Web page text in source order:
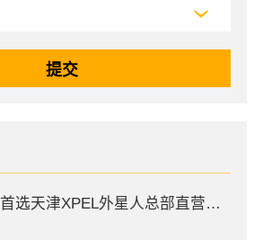
天津汽车贴膜，首选天津XPEL外星人总部直营店，高口碑店